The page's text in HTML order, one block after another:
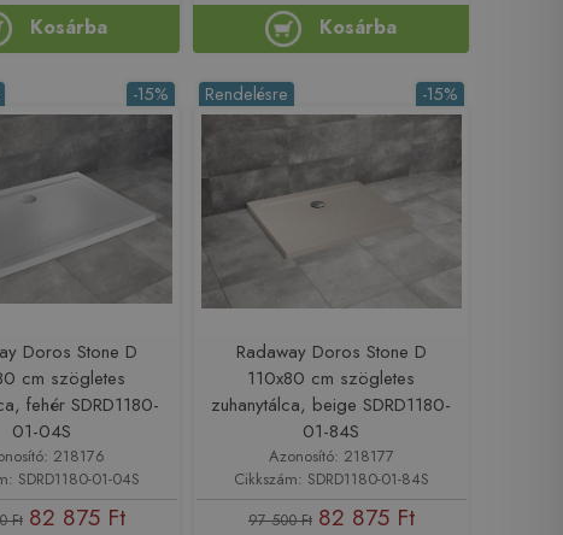
Kosárba Kosárba
-15%
Doros Stone D
cm szögletes
fehér SDRD1180-
01-04S
218176
SDRD1180-01-04S
Ft 82 875 Ft
-15%
Rendelésre
Radaway Doros Stone D
110x80 cm szögletes
zuhanytálca, beige SDRD1180-
01-84S
Azonosító: 218177
Cikkszám: SDRD1180-01-84S
97 500 Ft 82 875 Ft